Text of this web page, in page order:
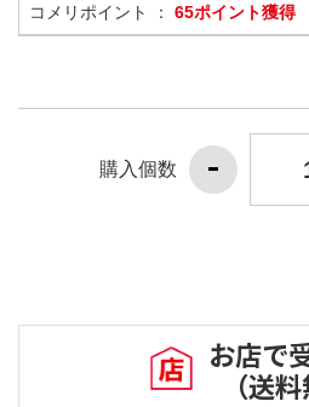
コメリポイント ： 65ポイント獲得
購入個数
お店で
（送